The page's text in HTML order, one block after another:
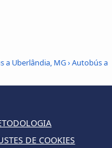
a Uberlândia, MG›Autobús a
DE COOKIES